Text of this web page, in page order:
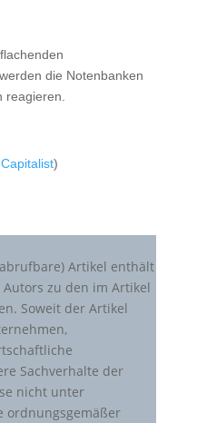
die Notenbanken
)
Artikel enthält
zu den im Artikel
Soweit der Artikel
Sachverhalte der
nicht unter
ordnungsgemäßer